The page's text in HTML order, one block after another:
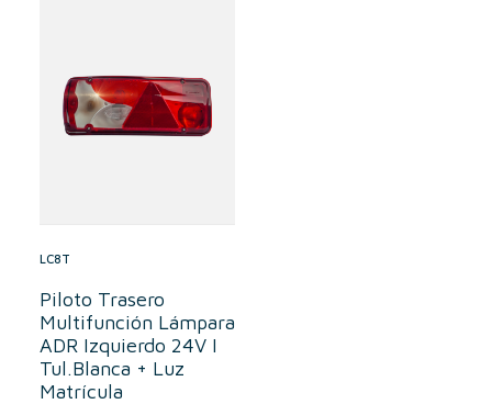
LC8T
Piloto Trasero
Multifunción Lámpara
ADR Izquierdo 24V I
Tul.Blanca + Luz
Matrícula